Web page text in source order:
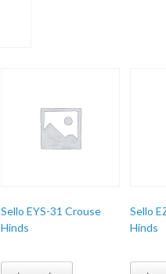
Sello EYS-31 Crouse
Hinds
Sello
Hinds